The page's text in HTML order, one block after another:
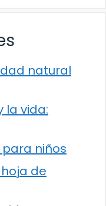
natural
la vida:
niños
de